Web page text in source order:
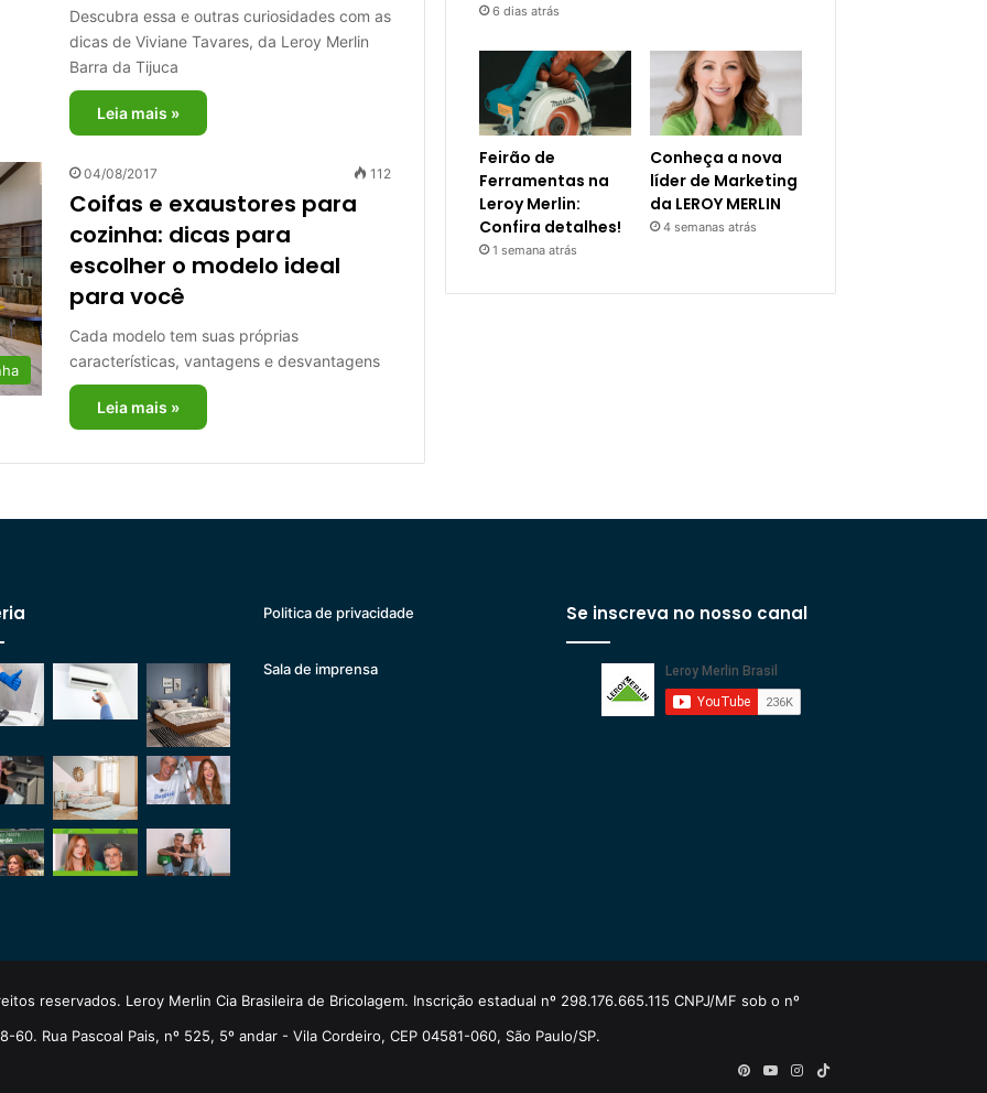
Descubra essa e outras curiosidades com as
dicas de Viviane Tavares, da Leroy Merlin
Barra da Tijuca
Leia mais »
04/08/2017 112
Coifas e exaustores para
cozinha: dicas para
escolher o modelo ideal
para você
Cada modelo tem suas próprias
características, vantagens e desvantagens
Leia mais »
6 dias atrás
Feirão de
Ferramentas na
Leroy Merlin:
Confira detalhes!
1 semana atrás
Conheça a nova
líder de Marketing
da LEROY MERLIN
4 semanas atrás
Politica de privacidade
Sala de imprensa
Se inscreva no nosso canal
reservados. Leroy Merlin Cia Brasileira de Bricolagem. Inscrição estadual nº 298.176.665.115 CNPJ/MF sob o nº
60. Rua Pascoal Pais, nº 525, 5º andar - Vila Cordeiro, CEP 04581-060, São Paulo/SP.
PinterestYouTubeInstagram
TikTok